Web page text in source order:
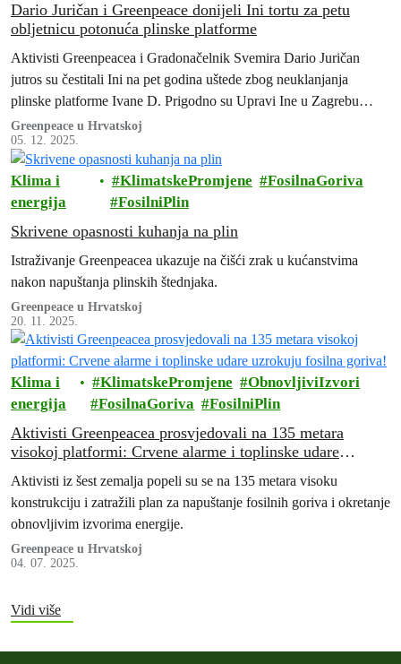
Dario Juričan i Greenpeace donijeli Ini tortu za petu
obljetnicu potonuća plinske platforme
Aktivisti Greenpeacea i Gradonačelnik Svemira Dario Juričan
jutros su čestitali Ini na pet godina uštede zbog neuklanjanja
plinske platforme Ivane D. Prigodno su Upravi Ine u Zagrebu
namijenili veliku “slavljeničku” tortu.
Greenpeace u Hrvatskoj
05. 12. 2025.
Klima i
energija
KlimatskePromjene
FosilnaGoriva
FosilniPlin
Skrivene opasnosti kuhanja na plin
Istraživanje Greenpeacea ukazuje na čišći zrak u kućanstvima
nakon napuštanja plinskih štednjaka.
Greenpeace u Hrvatskoj
20. 11. 2025.
Klima i
energija
KlimatskePromjene
ObnovljiviIzvori
FosilnaGoriva
FosilniPlin
Aktivisti Greenpeacea prosvjedovali na 135 metara
visokoj platformi: Crvene alarme i toplinske udare
uzrokuju fosilna goriva!
Aktivisti iz šest zemalja popeli su se na 135 metara visoku
konstrukciju i zatražili plan za napuštanje fosilnih goriva i okretanje
obnovljivim izvorima energije.
Greenpeace u Hrvatskoj
04. 07. 2025.
Vidi više